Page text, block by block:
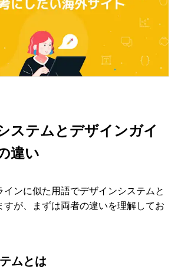
ステムとデザインガイ
違い
インに似た用語でデザインシステムと
すが、まずは両者の違いを理解してお
ムとは